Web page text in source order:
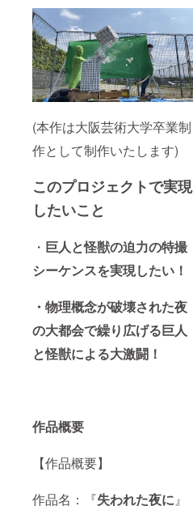
(本作は大阪芸術大学卒業制
作として制作いたします)
このプロジェクトで実現
したいこと
・ 巨人と怪獣の迫力の特撮
シーケンスを実現したい！
・物理概念が破壊された夜
の大都会で繰り広げる巨人
と怪獣による大激闘！
作品概要
【作品概要】
作品名：『失われた夜に』